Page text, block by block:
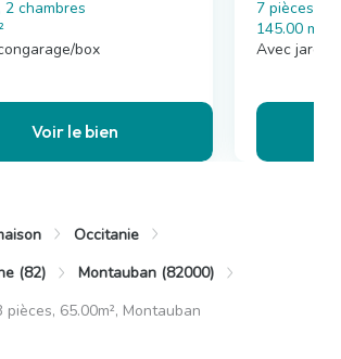
2 chambres
box
Voir le bien
7 pièces , 4
145.00 m²
Avec
Occitanie
(82)
Montauban (82000)
65.00m², Montauban